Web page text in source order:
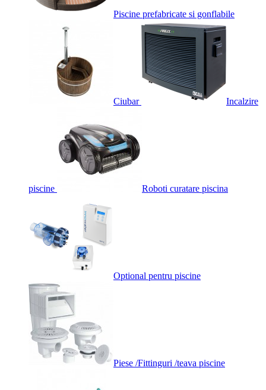
Piscine prefabricate si gonflabile
Ciubar Incalzire
piscine Roboti curatare piscina
Optional pentru piscine
Piese /Fittinguri /teava piscine